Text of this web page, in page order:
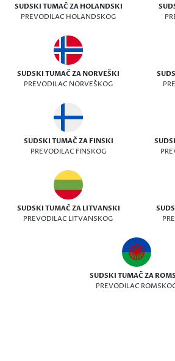
SUDSKI TUMAČ ZA HOLANDSKI
PREVODILAC HOLANDSKOG
SUDSKI TUMAČ ZA NORVEŠKI
PREVODILAC NORVEŠKOG
SUDSKI TUMAČ ZA FINSKI
PREVODILAC FINSKOG
SUDSKI TUMAČ ZA LITVANSKI
PREVODILAC LITVANSKOG
SUDSKI TUMAČ ZA
PREVODILAC